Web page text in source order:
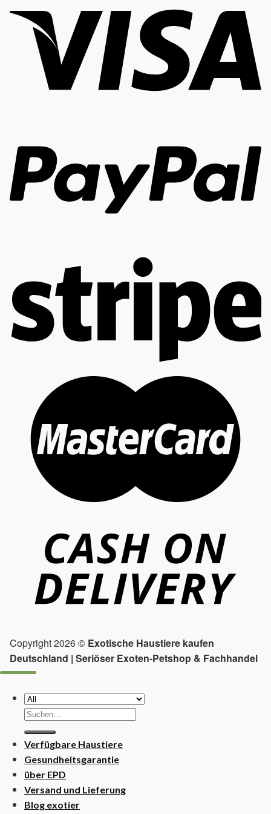
Copyright 2026 © Exotische Haustiere kaufen
Deutschland | Seriöser Exoten-Petshop & Fachhandel
Suchen
nach:
Verfügbare Haustiere
Gesundheitsgarantie
über EPD
Versand und Lieferung
Blog exotier